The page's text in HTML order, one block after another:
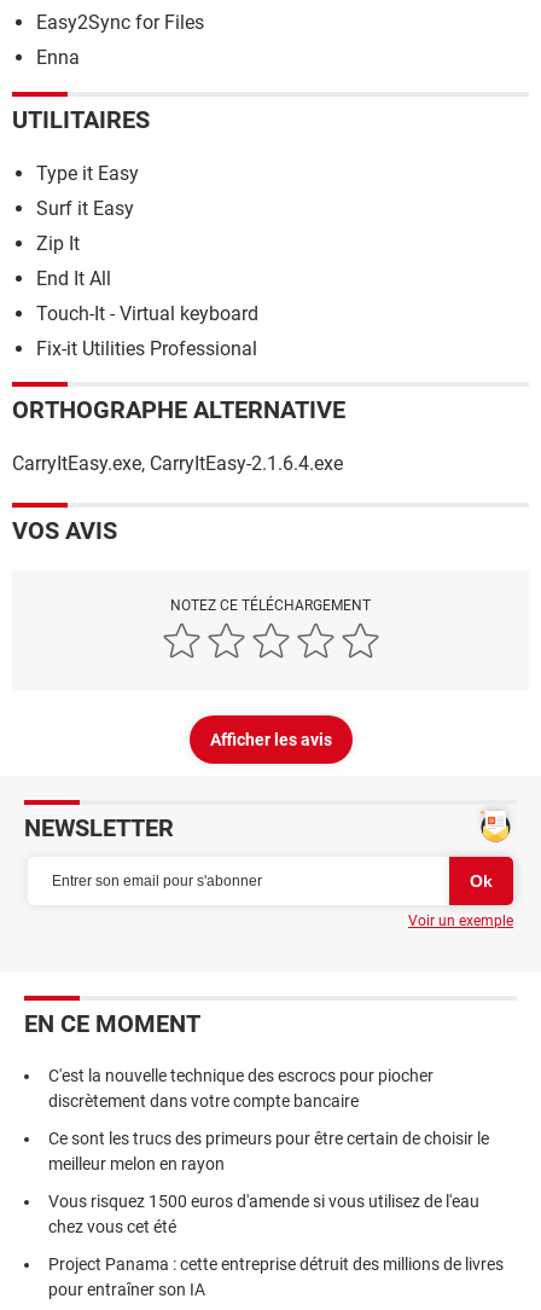
Easy2Sync for Files
Enna
UTILITAIRES
Type it Easy
Surf it Easy
Zip It
End It All
Touch-It - Virtual keyboard
Fix-it Utilities Professional
ORTHOGRAPHE ALTERNATIVE
CarryItEasy.exe, CarryItEasy-2.1.6.4.exe
VOS AVIS
NOTEZ CE TÉLÉCHARGEMENT
Afficher les avis
NEWSLETTER
Voir un exemple
EN CE MOMENT
C'est la nouvelle technique des escrocs pour piocher
discrètement dans votre compte bancaire
Ce sont les trucs des primeurs pour être certain de choisir le
meilleur melon en rayon
Vous risquez 1500 euros d'amende si vous utilisez de l'eau
chez vous cet été
Project Panama : cette entreprise détruit des millions de livres
pour entraîner son IA